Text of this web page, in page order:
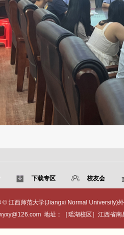
下载专区 校友会
© 江西师范大学(Jiangxi Normal University)
地址：［瑶湖校区］江西省